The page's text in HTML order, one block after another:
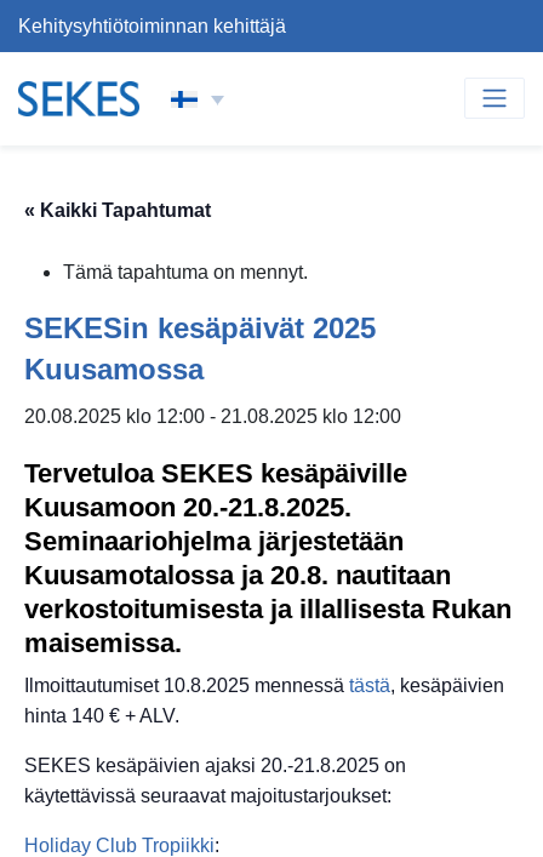
Kehitysyhtiötoiminnan kehittäjä
PÄÄVALIKKO
« Kaikki Tapahtumat
Tämä tapahtuma on mennyt.
SEKESin kesäpäivät 2025
Kuusamossa
20.08.2025 klo 12:00 - 21.08.2025 klo 12:00
Tervetuloa SEKES kesäpäiville
Kuusamoon 20.-21.8.2025.
Seminaariohjelma järjestetään
Kuusamotalossa ja 20.8. nautitaan
verkostoitumisesta ja illallisesta Rukan
maisemissa.
Ilmoittautumiset 10.8.2025 mennessä tästä, kesäpäivien
hinta 140 € + ALV.
SEKES kesäpäivien ajaksi 20.-21.8.2025 on
käytettävissä seuraavat majoitustarjoukset:
Holiday Club Tropiikki: